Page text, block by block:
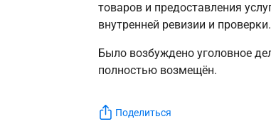
товаров и предоставления
внутренней ревизии и проверки.
Было возбуждено уголовное
полностью возмещён.
Поделиться